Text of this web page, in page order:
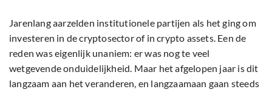
Jarenlang aarzelden institutionele partijen als het ging om
investeren in de cryptosector of in crypto assets. Een de
reden was eigenlijk unaniem: er was nog te veel
wetgevende onduidelijkheid. Maar het afgelopen jaar is dit
langzaam aan het veranderen, en langzaamaan gaan steeds